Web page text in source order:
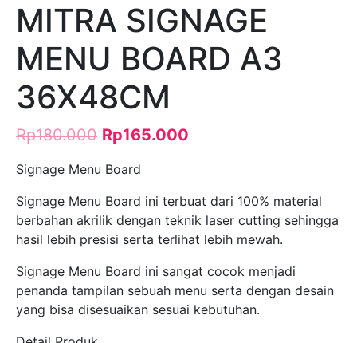
MITRA SIGNAGE
MENU BOARD A3
36X48CM
Rp180.000 Rp165.000
Signage Menu Board
Signage Menu Board ini terbuat dari 100% material
berbahan akrilik dengan teknik laser cutting sehingga
hasil lebih presisi serta terlihat lebih mewah.
Signage Menu Board ini sangat cocok menjadi
penanda tampilan sebuah menu serta dengan desain
yang bisa disesuaikan sesuai kebutuhan.